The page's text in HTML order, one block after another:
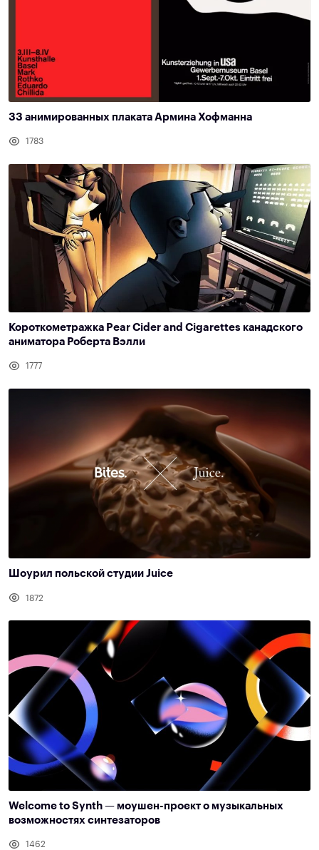
33 анимированных плаката Армина Хофманна
1783
Короткометражка Pear Cider and Cigarettes канадского
аниматора Роберта Вэлли
1777
Шоурил польской студии Juice
1872
Welcome to Synth — моушен-проект о музыкальных
возможностях синтезаторов
1462